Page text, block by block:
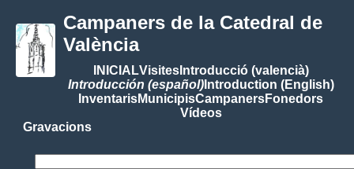
Campaners de la Catedral de
València
INICIALVisitesIntroducció (valencià)
Introducción (español)Introduction (English)
InventarisMunicipisCampanersFonedors
Vídeos
Gravacions